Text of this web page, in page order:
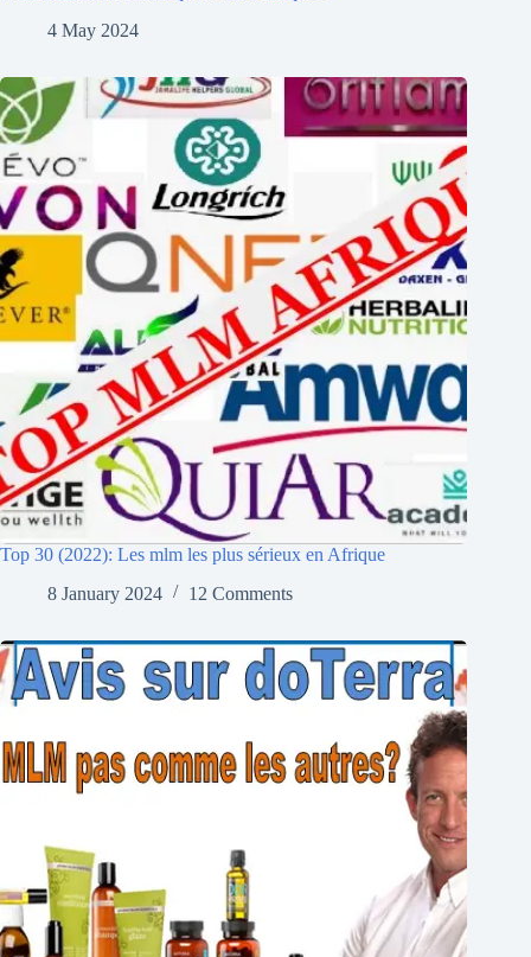
4 May 2024
Top 30 (2022): Les mlm les plus sérieux en Afrique
8 January 2024
12 Comments